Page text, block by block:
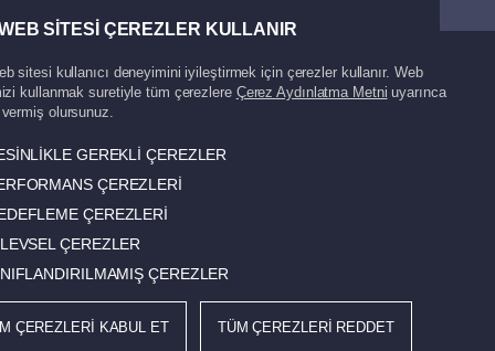
SİTESİ ÇEREZLER KULLANIR
sitesi kullanıcı deneyimini iyileştirmek için çerezler kullanır. Web
kullanmak suretiyle tüm çerezlere Çerez Aydınlatma Metni uyarınca
olursunuz.
GEREKLİ ÇEREZLER
ÇEREZLERİ
ÇEREZLERİ
ÇEREZLER
ÇEREZLER
ÇEREZLERİ KABUL ET TÜM ÇEREZLERİ REDDET